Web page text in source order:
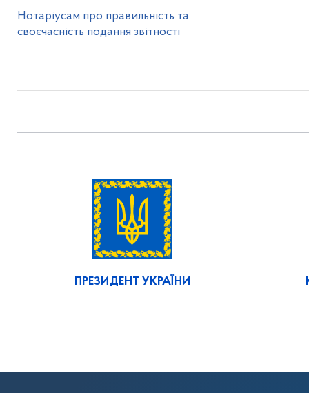
Нотаріусам про правильність та
своєчасність подання звітності
ПРЕЗИДЕНТ УКРАЇНИ